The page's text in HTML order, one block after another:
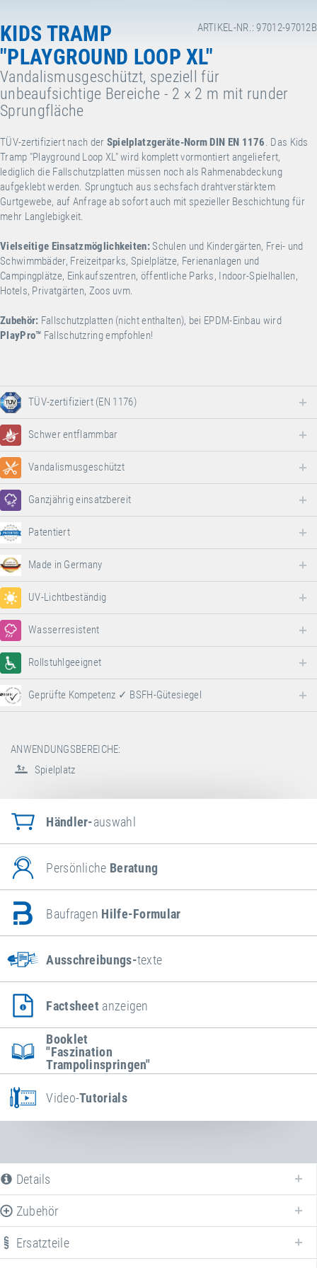
ARTIKEL-NR.: 97012-97012B
KIDS TRAMP
"PLAYGROUND LOOP XL"
Vandalismusgeschützt, speziell für
unbeaufsichtige Bereiche - 2 × 2 m mit runder
Sprungfläche
TÜV-zertifiziert nach der Spielplatzgeräte-Norm DIN EN 1176. Das Kids
Tramp "Playground Loop XL" wird komplett vormontiert angeliefert,
lediglich die Fallschutzplatten müssen noch als Rahmenabdeckung
aufgeklebt werden. Sprungtuch aus sechsfach drahtverstärktem
Gurtgewebe, auf Anfrage ab sofort auch mit spezieller Beschichtung für
mehr Langlebigkeit.
Vielseitige Einsatzmöglichkeiten:Schulen und Kindergärten, Frei- und
Schwimmbäder, Freizeitparks, Spielplätze, Ferienanlagen und
Campingplätze, Einkaufszentren, öffentliche Parks, Indoor-Spielhallen,
Hotels, Privatgärten, Zoos uvm.
Zubehör: Fallschutzplatten (nicht enthalten), bei EPDM-Einbau wird
PlayPro™ Fallschutzring empfohlen!
TÜV-zertifiziert (EN 1176)
Schwer entflammbar
Vandalismusgeschützt
Ganzjährig einsatzbereit
Patentiert
Made in Germany
UV-Lichtbeständig
Wasserresistent
Rollstuhlgeeignet
Geprüfte Kompetenz ✓ BSFH-Gütesiegel
ANWENDUNGSBEREICHE:
Spielplatz
Händler-auswahl
Persönliche Beratung
Baufragen Hilfe-Formular
Ausschreibungs-texte
Factsheet anzeigen
Booklet
"Faszination
Trampolinspringen"
Video-Tutorials
Details
Zubehör
Ersatzteile